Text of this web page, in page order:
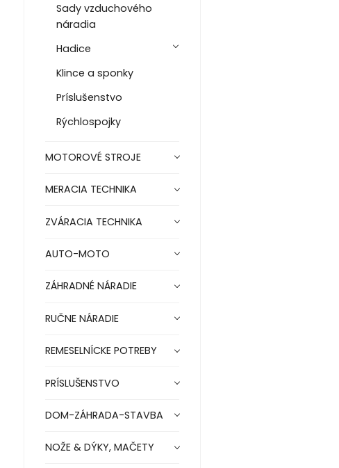
Sady vzduchového
náradia
Hadice
Klince a sponky
Príslušenstvo
Rýchlospojky
MOTOROVÉ STROJE
MERACIA TECHNIKA
ZVÁRACIA TECHNIKA
AUTO-MOTO
ZÁHRADNÉ NÁRADIE
RUČNE NÁRADIE
REMESELNÍCKE POTREBY
PRÍSLUŠENSTVO
DOM-ZÁHRADA-STAVBA
NOŽE & DÝKY, MAČETY